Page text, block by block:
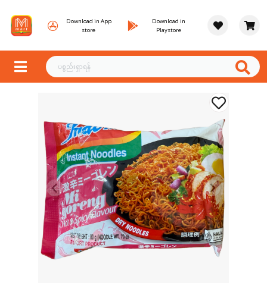
Download in App
store
Download in
Playstore